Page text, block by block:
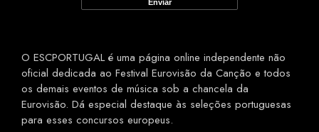
O ESCPORTUGAL é uma página online independente não
oficial dedicada ao Festival Eurovisão da Canção e todos
os demais eventos de música sob a chancela da
Eurovisão. Dá especial destaque às seleções portuguesas
para esses concursos europeus.